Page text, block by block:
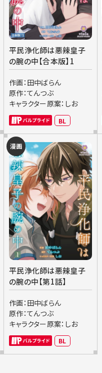
平民浄化師は悪辣皇子
の腕の中【合本版】1
作画：田中ばらん
原作：てんつぶ
キャラクター原案：しお
BL
漫画
平民浄化師は悪辣皇子
の腕の中【第1話】
作画：田中ばらん
原作：てんつぶ
キャラクター原案：しお
BL